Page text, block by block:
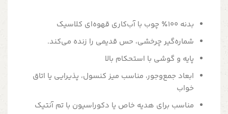
بدنه 100٪ چوب با آب‌کاری قهوه‌ای کلاسیک
شماره‌گیر چرخشی، حس قدیمی را زنده می‌کند.
پایه و گوشی با استحکام بالا
ابعاد جمع‌وجور، مناسب میز کنسول، پذیرایی یا اتاق
خواب
مناسب برای هدیه خاص یا دکوراسیون با تم آنتیک